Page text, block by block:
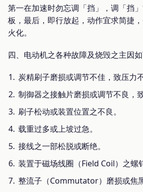
第一在加速时勿忘调「挡」，调「挡
板，最后，即行放起，动作宜求简捷
火化。
四、电动机之各种故障及烧毁之主因如
炭精刷子磨损或调节不佳，致压力
制御器之接触片磨损或调节不良，
刷子松动或装置位置之不良。
载重过多或上坡过急。
接线之一部松脱或断绝。
装置于磁场线圈（Field Coil）之螺
整流子（Commutator）磨损或焦